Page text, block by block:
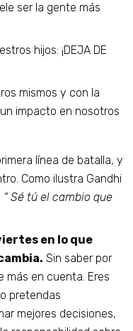
ser la gente más
hijos: ¡DEJA DE
mismos y con la
impacto en nosotros
línea de batalla, y
Como ilustra Gandhi
“ Sé tú el cambio que
en lo que
Sin saber por
más en cuenta. Eres
pretendas
mejores decisiones,